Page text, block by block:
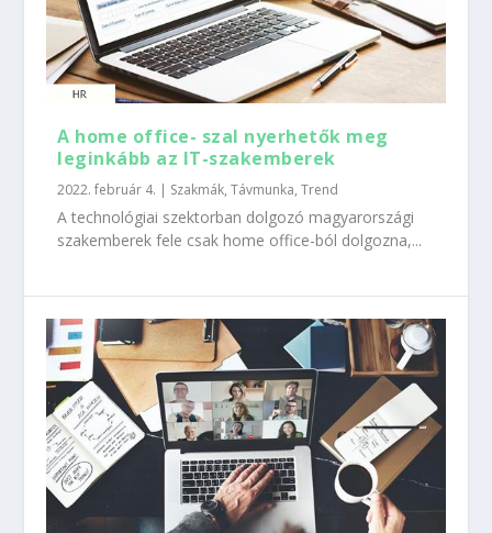
A home office- szal nyerhetők meg
leginkább az IT-szakemberek
2022. február 4. | Szakmák,Távmunka,Trend
A technológiai szektorban dolgozó magyarországi
szakemberek fele csak home office-ból dolgozna,...